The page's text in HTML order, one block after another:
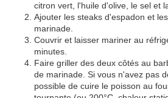
citron vert, l'huile d'olive, le sel et
Ajouter les steaks d'espadon et
marinade.
Couvrir et laisser mariner au
minutes.
Faire griller des deux côtés au
de marinade. Si vous n'avez pas
possible de cuire le poisson au